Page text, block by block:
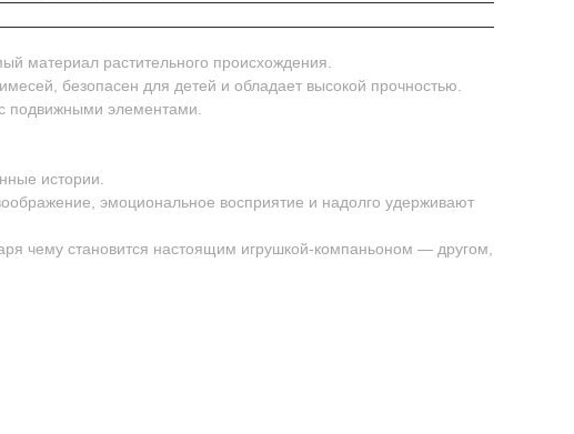
материал растительного происхождения.
безопасен для детей и обладает высокой прочностью.
подвижными элементами.
истории.
эмоциональное восприятие и надолго удерживают
чему становится настоящим игрушкой-компаньоном — другом,